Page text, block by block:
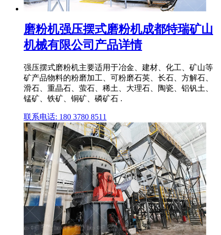
磨粉机强压摆式磨粉机成都特瑞矿山
机械有限公司产品详情
强压摆式磨粉机主要适用于冶金、建材、化工、矿山等
矿产品物料的粉磨加工、可粉磨石英、长石、方解石、
滑石、重晶石、萤石、稀土、大理石、陶瓷、铝钒土、
锰矿、铁矿、铜矿、磷矿石 .
联系电话: 180 3780 8511